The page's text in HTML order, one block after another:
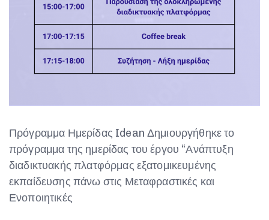
Πρόγραμμα Ημερίδας Idean Δημιουργήθηκε το
πρόγραμμα της ημερίδας του έργου “Ανάπτυξη
διαδικτυακής πλατφόρμας εξατομικευμένης
εκπαίδευσης πάνω στις Μεταφραστικές και
Ενοποιητικές